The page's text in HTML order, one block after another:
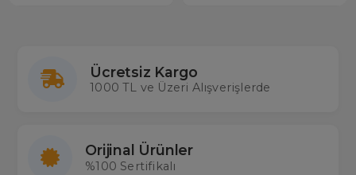
Ücretsiz Kargo
1000 TL ve Üzeri Alışverişlerde
Orijinal Ürünler
%100 Sertifikalı